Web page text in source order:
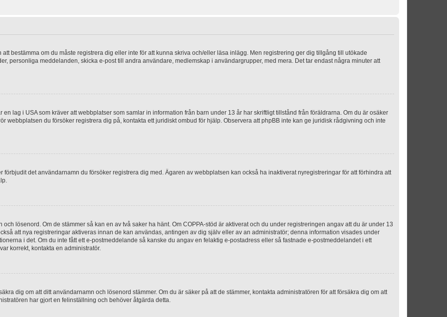
bestämma om du måste registrera dig eller inte för att kunna skriva och/eller läsa inlägg. Men registrering ger dig tillgång till utökade
personliga meddelanden, skicka e-post till andra användare, medlemskap i användargrupper, med mera. Det tar endast några minuter att
lag i USA som kräver att webbplatser som samlar in information från barn under 13 år har skriftligt tillstånd från föräldrarna. Om du är osäker
webbplatsen du försöker registrera dig på, kontakta ett juridiskt ombud för hjälp. Observera att phpBB inte kan ge juridisk rådgivning och inte
det användarnamn du försöker registrera dig med. Ägaren av webbplatsen kan också ha inaktiverat nyregistreringar för att förhindra att
lösenord. Om de stämmer så kan en av två saker ha hänt. Om COPPA-stöd är aktiverat och du under registreringen angav att du är under 13
att nya registreringar aktiveras innan de kan användas, antingen av dig själv eller av an administratör; denna information visades under
i det. Om du inte fått ett e-postmeddelande så kanske du angav en felaktig e-postadress eller så fastnade e-postmeddelandet i ett
korrekt, kontakta en administratör.
dig om att ditt användarnamn och lösenord stämmer. Om du är säker på att de stämmer, kontakta administratören för att försäkra dig om att
har gjort en felinställning och behöver åtgärda detta.